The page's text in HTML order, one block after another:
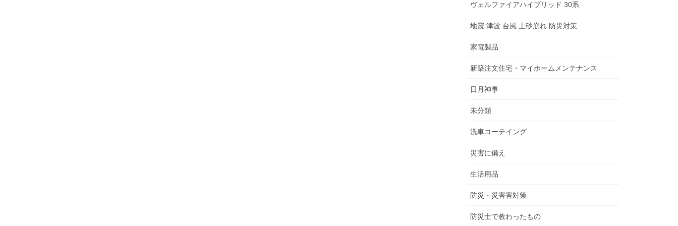
ヴェルファイアハイブリッド 30系
地震 津波 台風 土砂崩れ 防災対策
家電製品
新築注文住宅・マイホームメンテナンス
日月神事
未分類
洗車コーテイング
災害に備え
生活用品
防災・災害害対策
防災士で教わったもの